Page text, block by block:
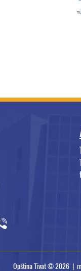
Opština Tivat © 2026 |